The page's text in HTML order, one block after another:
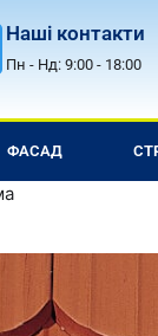
Наші контакти
Пн - Нд: 9:00 - 18:00
ФАСАД